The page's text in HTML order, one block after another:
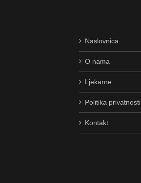
Naslovnica
O nama
Ljekarne
Politika privatnosti
Kontakt